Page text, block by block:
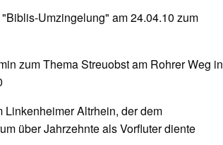
Umzingelung" am 24.04.10 zum
zum Thema Streuobst am Rohrer Weg in
Linkenheimer Altrhein, der dem
über Jahrzehnte als Vorfluter diente